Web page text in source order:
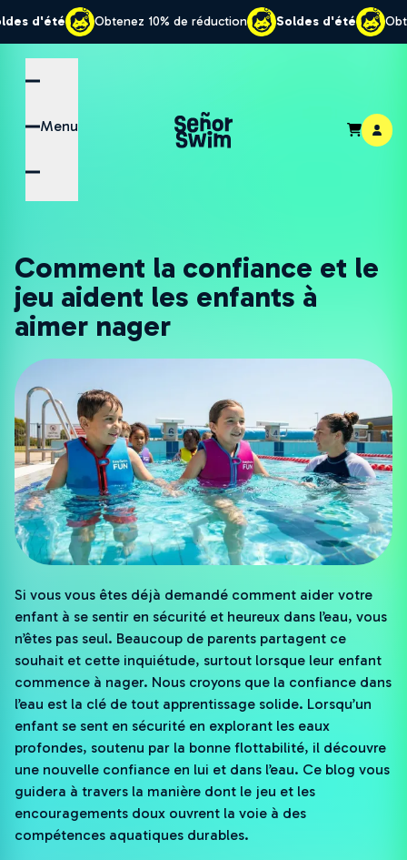
Obtenez 10% de réduction Soldes d'été Obtenez 10% de
Menu
Comment la confiance et le
jeu aident les enfants à
aimer nager
Si vous vous êtes déjà demandé comment aider votre
enfant à se sentir en sécurité et heureux dans l’eau, vous
n’êtes pas seul. Beaucoup de parents partagent ce
souhait et cette inquiétude, surtout lorsque leur enfant
commence à nager. Nous croyons que la confiance dans
l’eau est la clé de tout apprentissage solide. Lorsqu’un
enfant se sent en sécurité en explorant les eaux
profondes, soutenu par la bonne flottabilité, il découvre
une nouvelle confiance en lui et dans l’eau. Ce blog vous
guidera à travers la manière dont le jeu et les
encouragements doux ouvrent la voie à des
compétences aquatiques durables.